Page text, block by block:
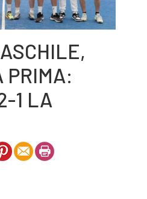
PRIMA:
1 LA